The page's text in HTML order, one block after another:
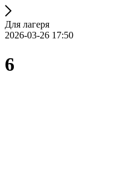
Для лагеря
2026-03-26 17:50
6